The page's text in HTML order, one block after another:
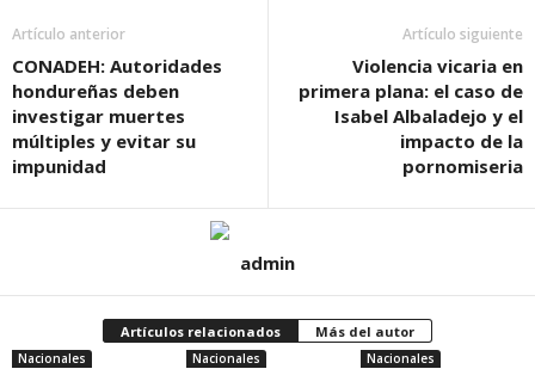
Artículo anterior
CONADEH: Autoridades
hondureñas deben
investigar muertes
múltiples y evitar su
impunidad
Artículo siguiente
Violencia vicaria en
primera plana: el caso de
Isabel Albaladejo y el
impacto de la
pornomiseria
admin
Artículos relacionados Más del autor
Nacionales Nacionales Nacionales